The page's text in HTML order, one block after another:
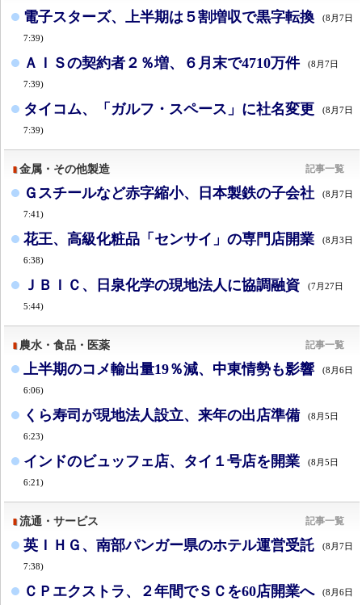
電子スターズ、上半期は５割増収で黒字転換 (8月7日
7:39)
ＡＩＳの契約者２％増、６月末で4710万件 (8月7日
7:39)
タイコム、「ガルフ・スペース」に社名変更 (8月7日
7:39)
金属・その他製造 記事一覧
Ｇスチールなど赤字縮小、日本製鉄の子会社 (8月7日
7:41)
花王、高級化粧品「センサイ」の専門店開業 (8月3日
6:38)
ＪＢＩＣ、日泉化学の現地法人に協調融資 (7月27日
5:44)
農水・食品・医薬 記事一覧
上半期のコメ輸出量19％減、中東情勢も影響 (8月6日
6:06)
くら寿司が現地法人設立、来年の出店準備 (8月5日
6:23)
インドのビュッフェ店、タイ１号店を開業 (8月5日
6:21)
流通・サービス 記事一覧
英ＩＨＧ、南部パンガー県のホテル運営受託 (8月7日
7:38)
ＣＰエクストラ、２年間でＳＣを60店開業へ (8月6日